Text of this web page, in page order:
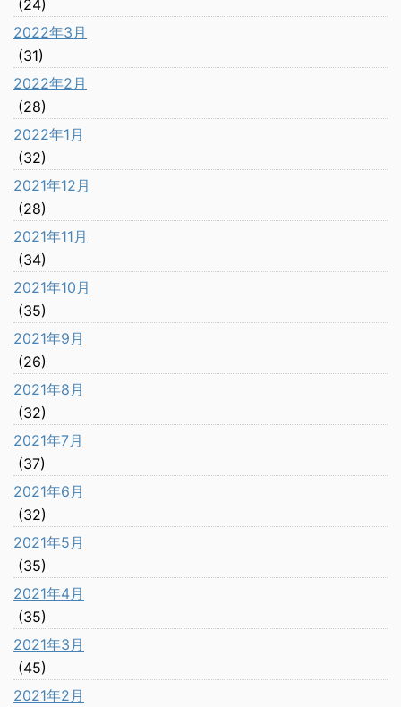
(24)
2022年3月
(31)
2022年2月
(28)
2022年1月
(32)
2021年12月
(28)
2021年11月
(34)
2021年10月
(35)
2021年9月
(26)
2021年8月
(32)
2021年7月
(37)
2021年6月
(32)
2021年5月
(35)
2021年4月
(35)
2021年3月
(45)
2021年2月